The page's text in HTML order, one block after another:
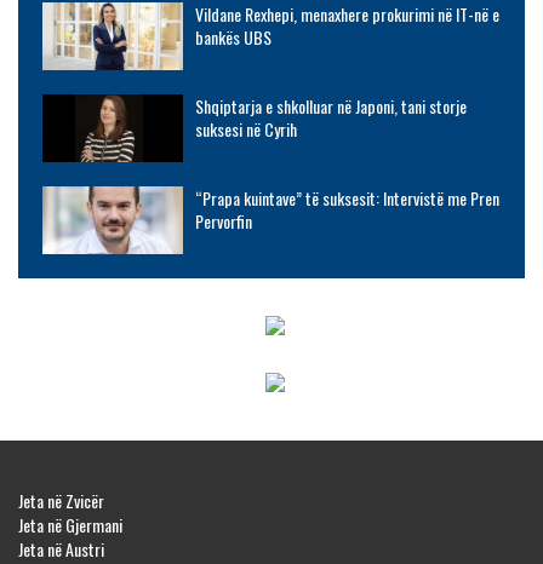
Vildane Rexhepi, menaxhere prokurimi në IT-në e
bankës UBS
Shqiptarja e shkolluar në Japoni, tani storje
suksesi në Cyrih
“Prapa kuintave” të suksesit: Intervistë me Pren
Pervorfin
Jeta në Zvicër
Jeta në Gjermani
Jeta në Austri